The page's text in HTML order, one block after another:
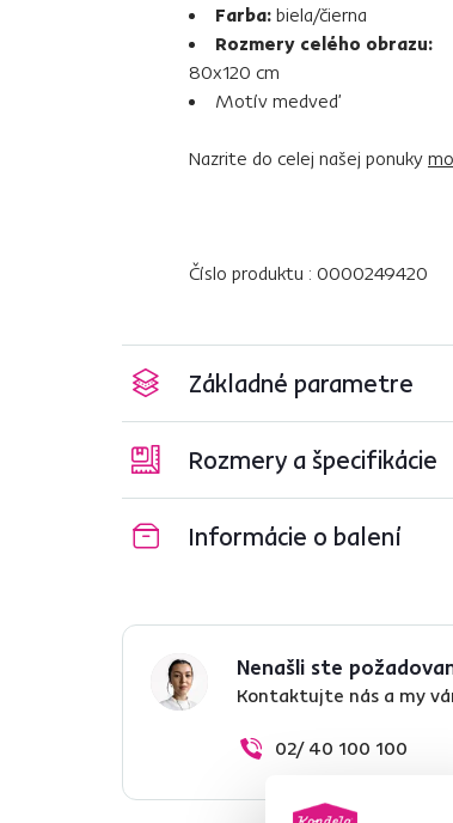
Farba: biela/čierna
Rozmery celého obrazu:
80x120 cm
Motív medveď
Nazrite do celej našej ponuky
Číslo produktu : 0000249420
Základné parametre
Rozmery a špecifikácie
Informácie o balení
Nenašli ste
Kontaktujte nás a my
02/ 40 100 100